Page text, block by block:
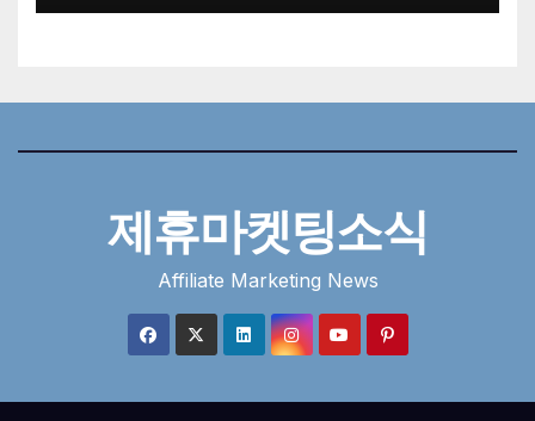
제휴마켓팅소식
Affiliate Marketing News